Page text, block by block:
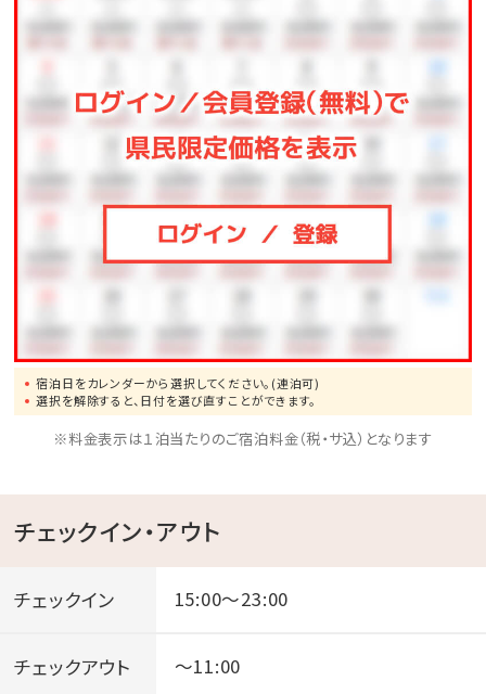
宿泊日をカレンダーから選択してください。(連泊可)
選択を解除すると、日付を選び直すことができます。
※料金表示は１泊当たりのご宿泊料金（税・サ込）となります
チェックイン・アウト
チェックイン 15:00～23:00
チェックアウト ～11:00